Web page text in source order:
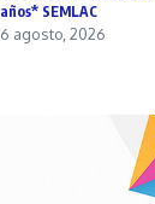
años* SEMLAC
6 agosto, 2026